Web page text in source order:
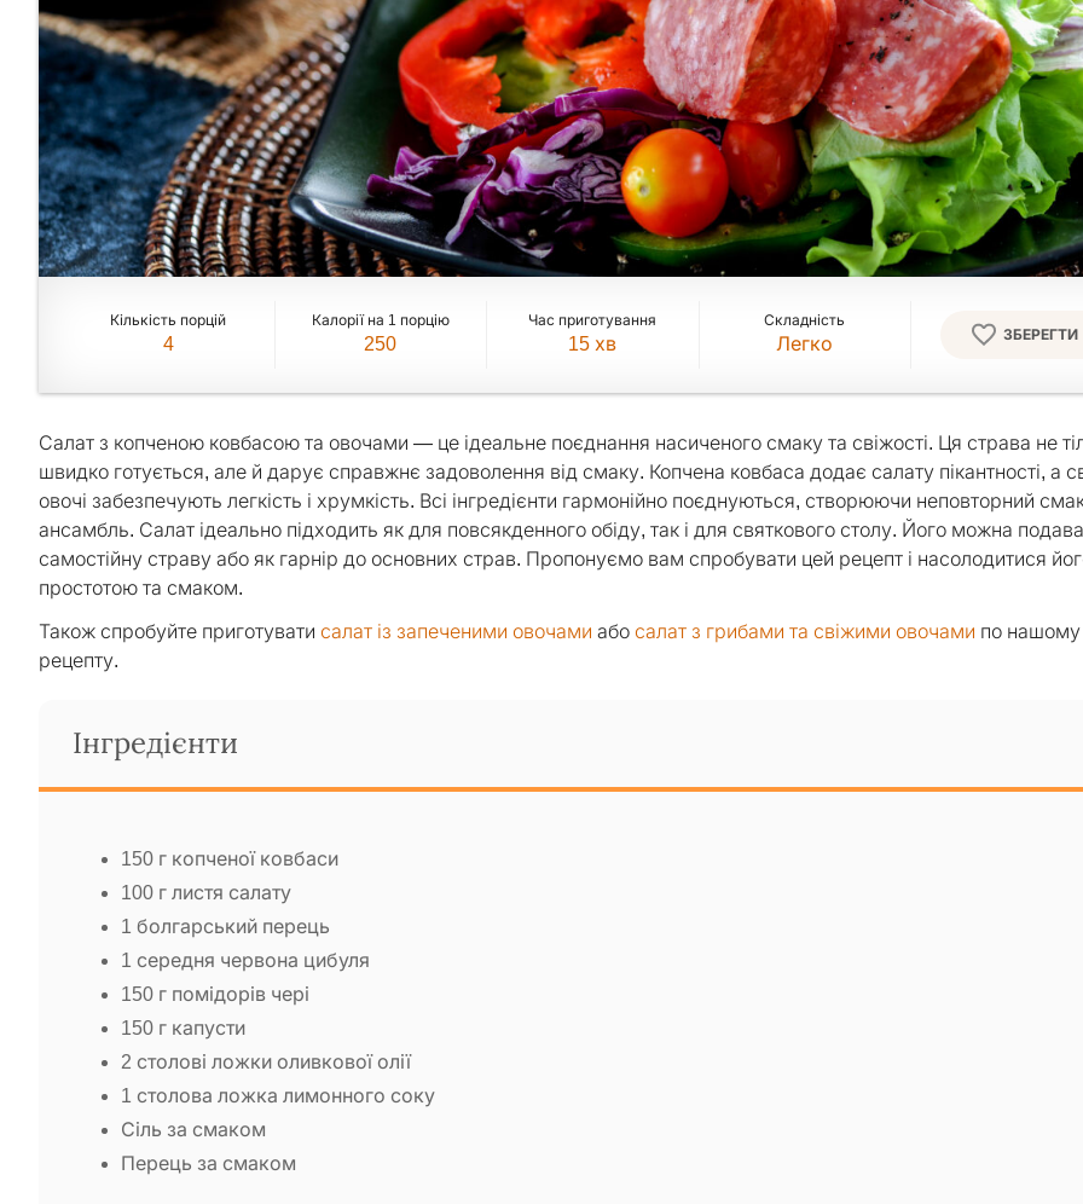
Кількість порцій
4
Калорії на 1 порцію
250
Час приготування
15 хв
Складність
Легко ЗБЕРЕГТИ
Салат з копченою ковбасою та овочами — це ідеальне поєднання насиченого смаку та свіжості. Ця страва не
швидко готується, але й дарує справжнє задоволення від смаку. Копчена ковбаса додає салату пікантності, а
овочі забезпечують легкість і хрумкість. Всі інгредієнти гармонійно поєднуються, створюючи неповторний
ансамбль. Салат ідеально підходить як для повсякденного обіду, так і для святкового столу. Його можна
самостійну страву або як гарнір до основних страв. Пропонуємо вам спробувати цей рецепт і насолодитися
простотою та смаком.
Також спробуйте приготувати салат із запеченими овочами або салат з грибами та свіжими овочами по нашому
рецепту.
Інгредієнти
150 г копченої ковбаси
100 г листя салату
1 болгарський перець
1 середня червона цибуля
150 г помідорів чері
150 г капусти
2 столові ложки оливкової олії
1 столова ложка лимонного соку
Сіль за смаком
Перець за смаком